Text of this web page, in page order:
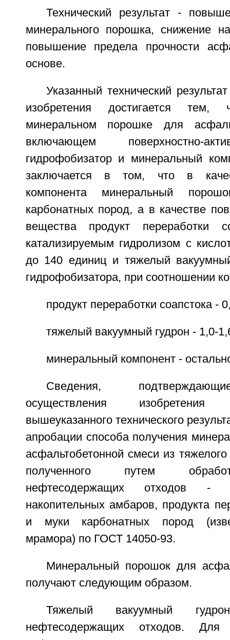
Технический результат -
минерального порошка, снижение
повышение предела прочности
основе.
Указанный технический
изобретения достигается
минеральном порошке для
включающем поверхностно-
гидрофобизатор и минеральный
заключается в том, что в
компонента минеральный
карбонатных пород, а в качестве
вещества продукт переработки
катализируемым гидролизом с
до 140 единиц и тяжелый
гидрофобизатора, при соотношении
продукт переработки соапстока -
тяжелый вакуумный гудрон - 1,0-
минеральный компонент -
Сведения,
осуществления
вышеуказанного технического
апробации способа получения
асфальтобетонной смеси из тяжелого
полученного путем
нефтесодержащих отходов -
накопительных амбаров, продукта
и муки карбонатных пород
мрамора) по ГОСТ 14050-93.
Минеральный порошок для
получают следующим образом.
Тяжелый вакуумный
нефтесодержащих отходов. Для